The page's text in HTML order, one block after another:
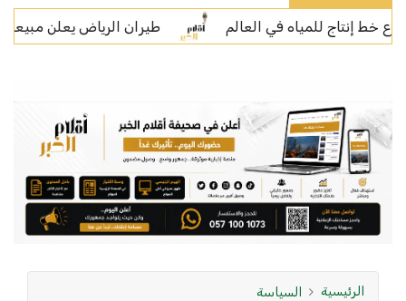
طيران الرياض يعلن مبيعات التذاكر
الرئيسية
السياسة